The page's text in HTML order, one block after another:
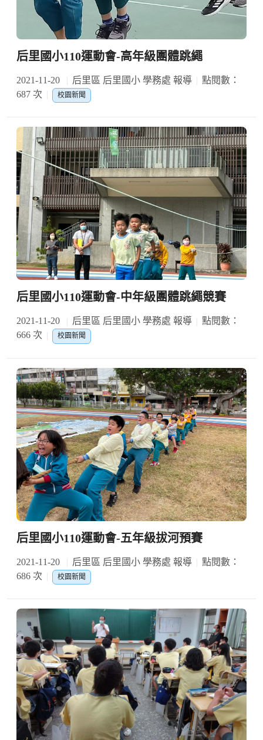
后里國小110運動會-高年級團體跳繩
2021-11-20 后里區 后里國小 學務處 報導
點閱數：
687 次
校園新聞
后里國小110運動會-中年級團體跳繩競賽
2021-11-20 后里區 后里國小 學務處 報導
點閱數：
666 次
校園新聞
后里國小110運動會-五年級拔河預賽
2021-11-20 后里區 后里國小 學務處 報導
點閱數：
686 次
校園新聞